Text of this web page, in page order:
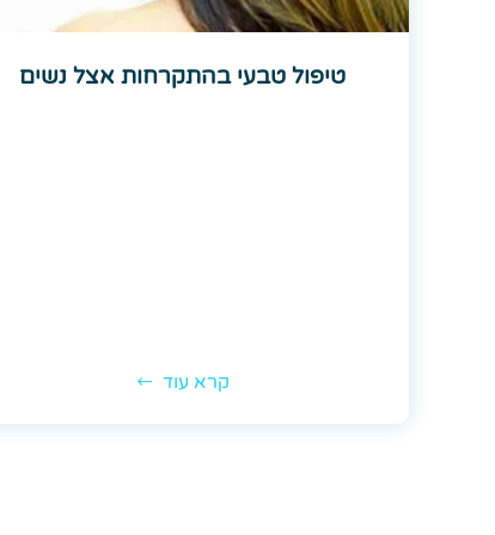
טיפול טבעי בהתקרחות אצל נשים
קרא עוד